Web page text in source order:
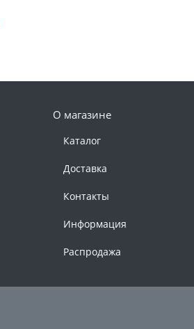
О магазине
Каталог
Доставка
Контакты
Информация
Распродажа